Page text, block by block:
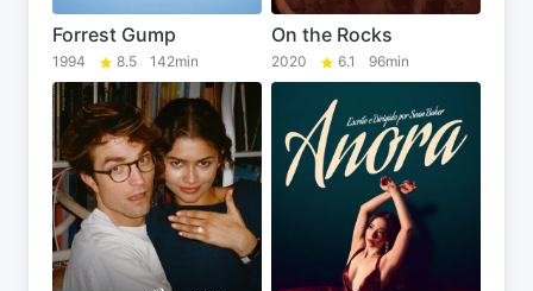
Forrest Gump
1994 8.5 142min
On the Rocks
2020 6.1 96min